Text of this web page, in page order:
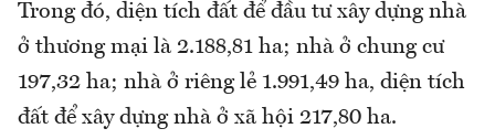
Trong đó, diện tích đất để đầu tư xây dựng nhà
ở thương mại là 2.188,81 ha; nhà ở chung cư
197,32 ha; nhà ở riêng lẻ 1.991,49 ha, diện tích
đất để xây dựng nhà ở xã hội 217,80 ha.